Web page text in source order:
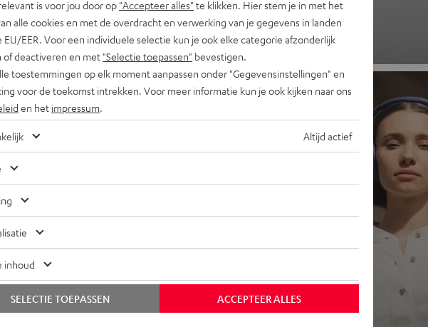
Nu ontdekken
of all-in-one
Koptelefoons
Teufel sound to go
is voor jou door op "Accepteer alles" te klikken. Hier stem je in met het
alle cookies en met de overdracht en verwerking van je gegevens in landen
EU/EER. Voor een individuele selectie kun je ook elke categorie afzonderlijk
of deactiveren en met "Selectie toepassen" bevestigen.
toestemmingen op elk moment aanpassen onder "Gegevensinstellingen" en
voor de toekomst intrekken. Voor meer informatie kun je ook kijken naar ons
en het impressum
Altijd actief
inhoud
ACCEPTEER ALLES
SELECTIE TOEPASSEN